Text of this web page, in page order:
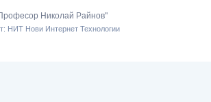
Николай Райнов"
НИТ Нови Интернет Технологии